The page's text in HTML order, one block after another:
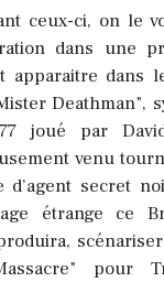
ceux-ci, on le
dans une
apparaitre dans
Deathman",
joué par
venu
d’agent secret
étrange ce
pour